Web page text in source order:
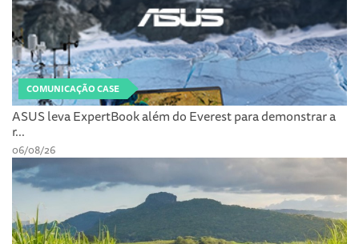
COMUNICAÇÃO CASE
ASUS leva ExpertBook além do Everest para demonstrar a
r...
06/08/26